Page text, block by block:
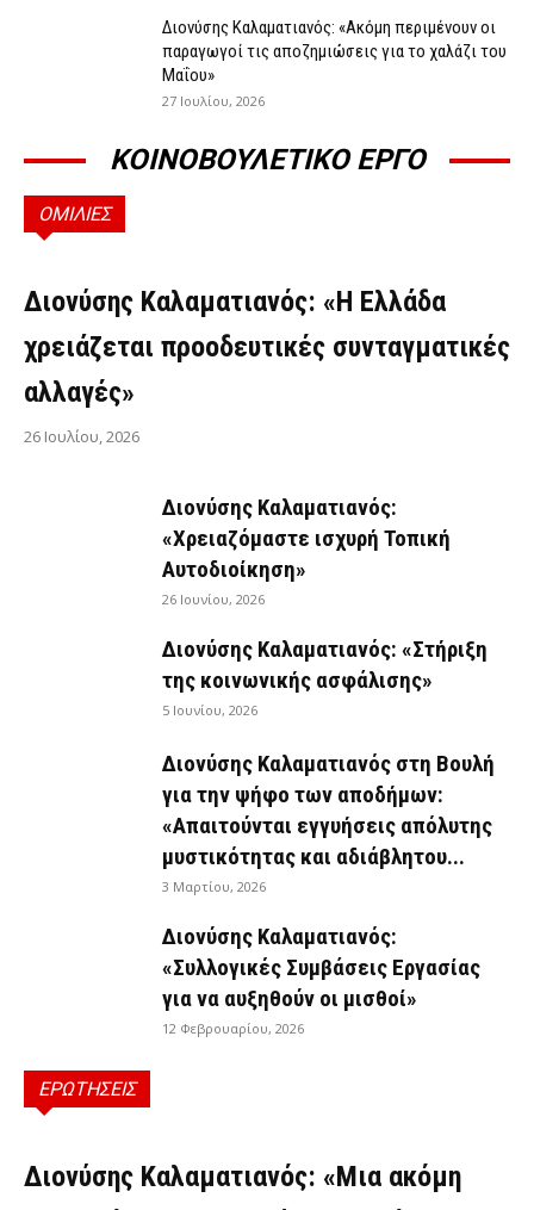
Διονύσης Καλαματιανός: «Ακόμη περιμένουν οι
παραγωγοί τις αποζημιώσεις για το χαλάζι του
Μαΐου»
27 Ιουλίου, 2026
ΚΟΙΝΟΒΟΥΛΕΤΙΚΟ ΕΡΓΟ
ΟΜΙΛΙΕΣ
ΟΜΙΛΊΕΣ
Διονύσης Καλαματιανός: «Η Ελλάδα
χρειάζεται προοδευτικές συνταγματικές
αλλαγές»
26 Ιουλίου, 2026
Διονύσης Καλαματιανός:
«Χρειαζόμαστε ισχυρή Τοπική
Αυτοδιοίκηση»
26 Ιουνίου, 2026
Διονύσης Καλαματιανός: «Στήριξη
της κοινωνικής ασφάλισης»
5 Ιουνίου, 2026
Διονύσης Καλαματιανός στη Βουλή
για την ψήφο των αποδήμων:
«Απαιτούνται εγγυήσεις απόλυτης
μυστικότητας και αδιάβλητου...
3 Μαρτίου, 2026
Διονύσης Καλαματιανός:
«Συλλογικές Συμβάσεις Εργασίας
για να αυξηθούν οι μισθοί»
12 Φεβρουαρίου, 2026
ΕΡΩΤΗΣΕΙΣ
ΕΡΩΤΉΣΕΙΣ
Διονύσης Καλαματιανός: «Μια ακόμη